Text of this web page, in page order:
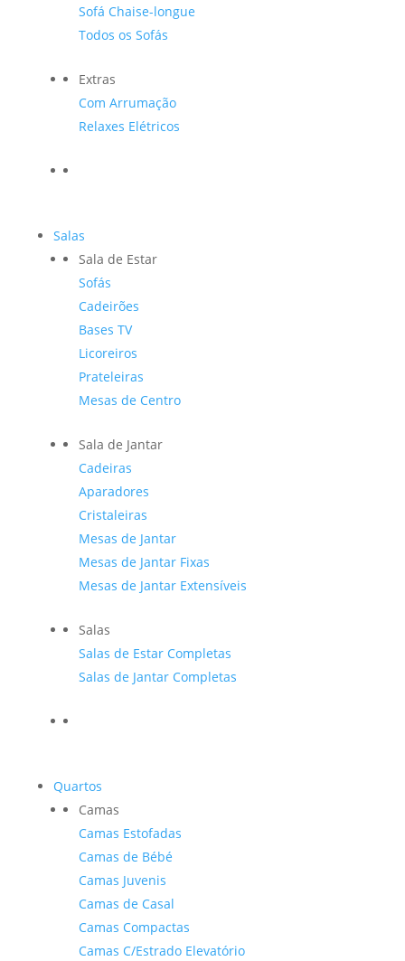
Sofá Chaise-longue
Todos os Sofás
Extras
Com Arrumação
Relaxes Elétricos
Salas
Sala de Estar
Sofás
Cadeirões
Bases TV
Licoreiros
Prateleiras
Mesas de Centro
Sala de Jantar
Cadeiras
Aparadores
Cristaleiras
Mesas de Jantar
Mesas de Jantar Fixas
Mesas de Jantar Extensíveis
Salas
Salas de Estar Completas
Salas de Jantar Completas
Quartos
Camas
Camas Estofadas
Camas de Bébé
Camas Juvenis
Camas de Casal
Camas Compactas
Camas C/Estrado Elevatório